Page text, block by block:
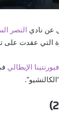
عن نادي النصر
التي عقدت
الإيطالي